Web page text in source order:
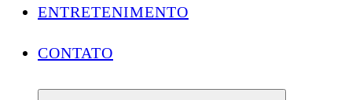
ENTRETENIMENTO
CONTATO